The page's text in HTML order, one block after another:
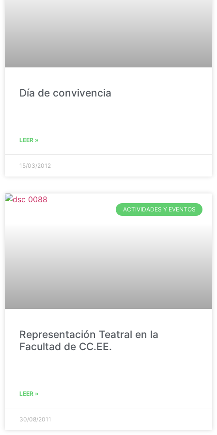
Día de convivencia
LEER »
15/03/2012
ACTIVIDADES Y EVENTOS
Representación Teatral en la
Facultad de CC.EE.
LEER »
30/08/2011